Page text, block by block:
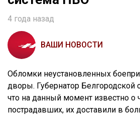
4 года назад
ВАШИ НОВОСТИ
Обломки неустановленных
дворы. Губернатор Белгородской
что на данный момент известно о
пострадавших, их доставили в